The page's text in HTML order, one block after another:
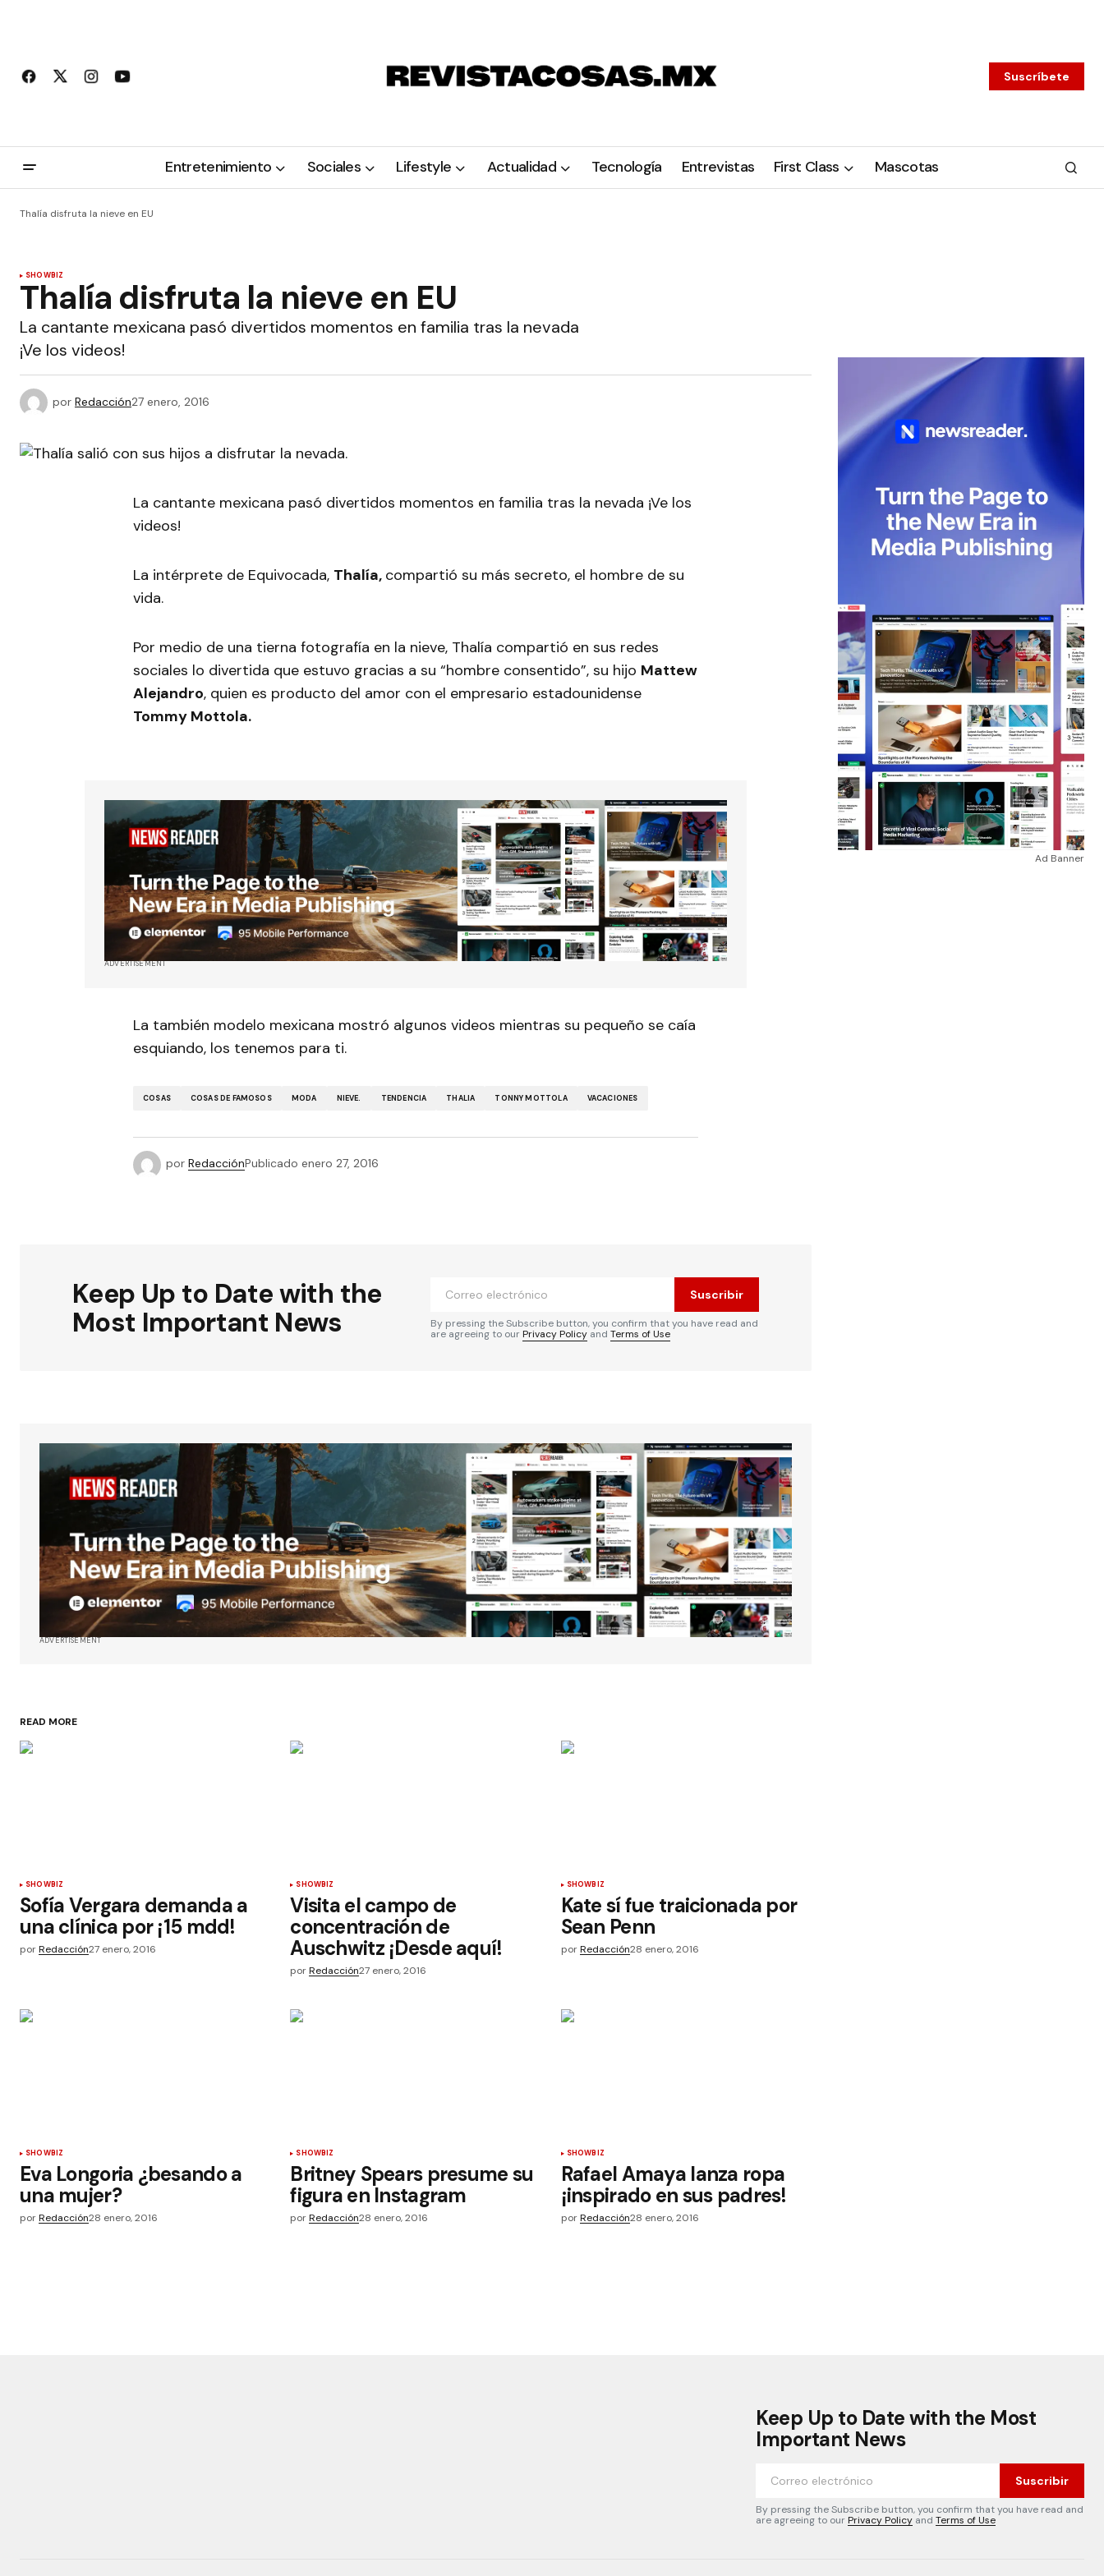
Suscríbete
Entretenimiento Sociales Lifestyle Actualidad Tecnología Entrevistas First Class Mascotas
Thalía disfruta la nieve en EU
SHOWBIZ
Thalía disfruta la nieve en EU
La cantante mexicana pasó divertidos momentos en familia tras la nevada
¡Ve los videos!
por Redacción27 enero, 2016
La cantante mexicana pasó divertidos momentos en familia tras la nevada ¡Ve los
videos!
La intérprete de Equivocada, Thalía, compartió su más secreto, el hombre de su
vida.
Por medio de una tierna fotografía en la nieve, Thalía compartió en sus redes
sociales lo divertida que estuvo gracias a su “hombre consentido”, su hijo Mattew
Alejandro, quien es producto del amor con el empresario estadounidense
Tommy Mottola.
ADVERTISEMENT
La también modelo mexicana mostró algunos videos mientras su pequeño se caía
esquiando, los tenemos para ti.
COSAS COSAS DE FAMOSOS MODA NIEVE. TENDENCIA THALIA TONNY MOTTOLA VACACIONES
por RedacciónPublicado enero 27, 2016
Keep Up to Date with the
Most Important News
Suscribir
By pressing the Subscribe button, you confirm that you have read and
are agreeing to ourPrivacy Policy and Terms of Use
ADVERTISEMENT
READ MORE
SHOWBIZ
Sofía Vergara demanda a
una clínica por ¡15 mdd!
porRedacción27 enero, 2016
SHOWBIZ
Visita el campo de
concentración de
Auschwitz ¡Desde aquí!
por Redacción27 enero, 2016
SHOWBIZ
Kate sí fue traicionada por
Sean Penn
por Redacción28 enero, 2016
SHOWBIZ
Eva Longoria ¿besando a
una mujer?
porRedacción28 enero, 2016
SHOWBIZ
Britney Spears presume su
figura en Instagram
por Redacción28 enero, 2016
SHOWBIZ
Rafael Amaya lanza ropa
¡inspirado en sus padres!
por Redacción28 enero, 2016
Ad Banner
Keep Up to Date with the Most
Important News
Suscribir
By pressing the Subscribe button, you confirm that you have read and
are agreeing to ourPrivacy Policy and Terms of Use